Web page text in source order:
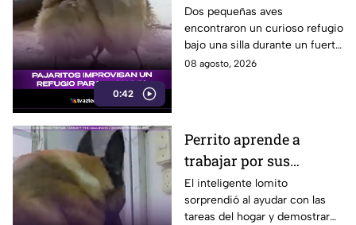
0:42
lluvia y se vuelven
virales
Dos pequeñas aves
encontraron un curioso refugio
bajo una silla durante un fuerte
aguacero y conmovieron a
08 agosto, 2026
Perrito aprende a
trabajar por sus
premios y se vuelve
viral
El inteligente lomito
sorprendió al ayudar con las
tareas del hogar y demostrar